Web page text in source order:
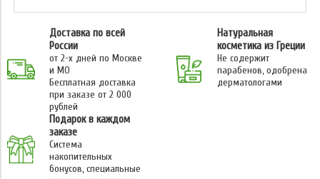
Доставка по всей
России
от 2-х дней по Москве
и МО
Бесплатная доставка
при заказе от 2 000
рублей
Натуральная
косметика из Греции
Не содержит
парабенов, одобрена
дерматологами
Подарок в каждом
заказе
Система
накопительных
бонусов, специальные